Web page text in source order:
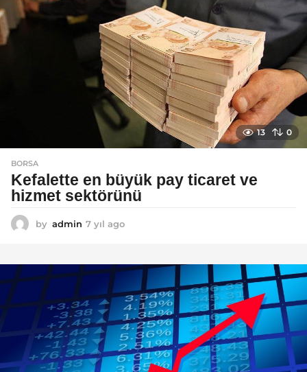
o
13 0
BORSA
Kefalette en büyük pay ticaret ve
hizmet sektörünü
by admin 7 yıl ago
l
g
o